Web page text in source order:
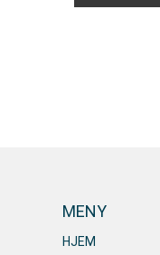
MENY
HJEM